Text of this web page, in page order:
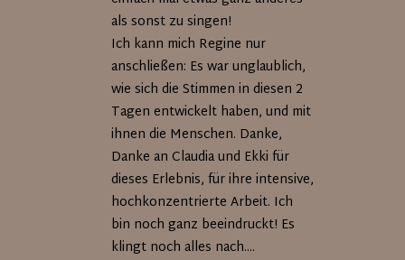
als sonst zu singen!
Ich kann mich Regine nur
anschließen: Es war unglaublich,
wie sich die Stimmen in diesen 2
Tagen entwickelt haben, und mit
ihnen die Menschen. Danke,
Danke an Claudia und Ekki für
dieses Erlebnis, für ihre intensive,
hochkonzentrierte Arbeit. Ich
bin noch ganz beeindruckt! Es
klingt noch alles nach....